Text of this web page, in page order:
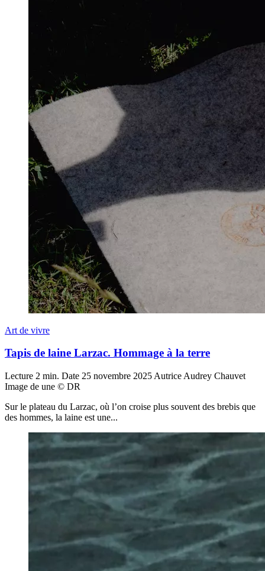
Art de vivre
Tapis de laine Larzac. Hommage à la terre
Lecture 2 min. Date 25 novembre 2025 Autrice Audrey Chauvet
Image de une © DR
Sur le plateau du Larzac, où l’on croise plus souvent des brebis que
des hommes, la laine est une...